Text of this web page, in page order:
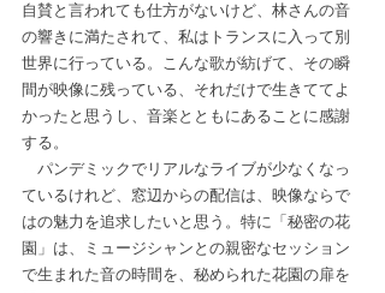
自賛と言われても仕方がないけど、林さんの音
の響きに満たされて、私はトランスに入って別
世界に行っている。こんな歌が紡げて、その瞬
間が映像に残っている、それだけで生きててよ
かったと思うし、音楽とともにあることに感謝
する。
パンデミックでリアルなライブが少なくなっ
ているけれど、窓辺からの配信は、映像ならで
はの魅力を追求したいと思う。特に「秘密の花
園」は、ミュージシャンとの親密なセッション
で生まれた音の時間を、秘められた花園の扉を